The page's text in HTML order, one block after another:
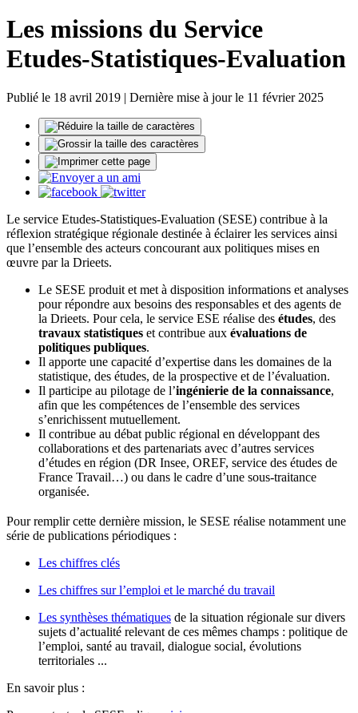
Les missions du Service
Etudes-Statistiques-Evaluation
Publié le 18 avril 2019 | Dernière mise à jour le 11 février 2025
Le service Etudes-Statistiques-Evaluation (SESE) contribue à la
réflexion stratégique régionale destinée à éclairer les services ainsi
que l’ensemble des acteurs concourant aux politiques mises en
œuvre par la Drieets.
Le SESE produit et met à disposition informations et analyses
pour répondre aux besoins des responsables et des agents de
la Drieets. Pour cela, le service ESE réalise des études, des
travaux statistiques et contribue aux évaluations de
politiques publiques.
Il apporte une capacité d’expertise dans les domaines de la
statistique, des études, de la prospective et de l’évaluation.
Il participe au pilotage de l’ingénierie de la connaissance,
afin que les compétences de l’ensemble des services
s’enrichissent mutuellement.
Il contribue au débat public régional en développant des
collaborations et des partenariats avec d’autres services
d’études en région (DR Insee, OREF, service des études de
France Travail…) ou dans le cadre d’une sous-traitance
organisée.
Pour remplir cette dernière mission, le SESE réalise notamment une
série de publications périodiques :
Les chiffres clés
Les chiffres sur l’emploi et le marché du travail
Les synthèses thématiques de la situation régionale sur divers
sujets d’actualité relevant de ces mêmes champs : politique de
l’emploi, santé au travail, dialogue social, évolutions
territoriales ...
En savoir plus :